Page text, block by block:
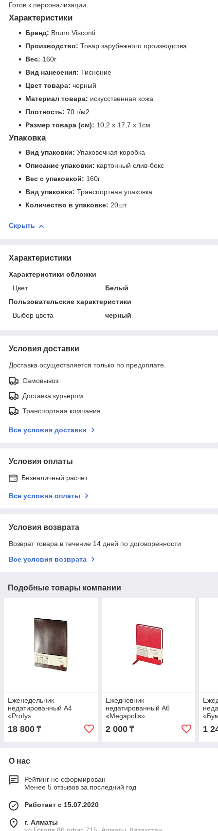
Готов к персонализации.
Характеристики
Бренд: Bruno Visconti
Производство: Товар зарубежного производства
Вес: 160г
Вид нанесения: Тиснение
Цвет товара: черный
Материал товара: искусственная кожа
Плотность: 70 г/м2
Размер товара (см): 10,2 х 17,7 х 1см
Упаковка
Вид упаковки: Упаковочная коробка
Описание упаковки: картонный слив-бокс
Вес с упаковкой: 160г
Вид упаковки: Транспортная упаковка
Количество в упаковке: 20шт.
Скрыть
Характеристики
Характеристики обложки
Цвет
Белый
Пользовательские характеристики
Выбор цвета
черный
Условия доставки
Доставка осуществляется только по предоплате.
Самовывоз
Доставка курьером
Транспортная компания
Все условия доставки
Условия оплаты
Безналичный расчет
Все условия оплаты
Условия возврата
Возврат товара в течение 14 дней по договоренности
Все условия возврата
Подобные товары компании
Еженедельник
недатированный А4
«Profy»
18 800 ₸
Ежедневник
недатированный А6
«Megapolis»
2 000₸ 1
О нас
Рейтинг не сформирован
Менее 5 отзывов за последний год
Работает с 15.07.2020
г. Алматы